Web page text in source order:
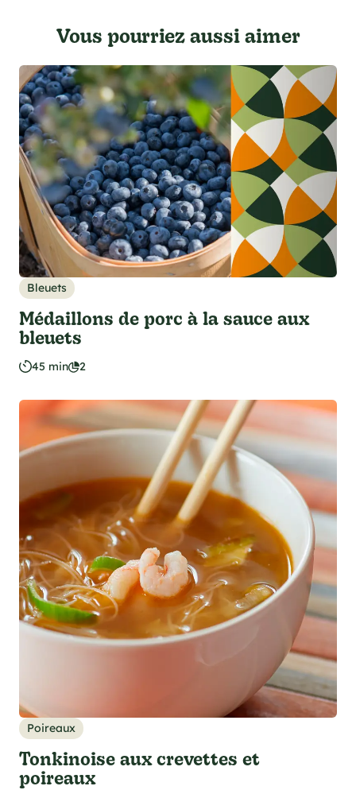
Vous pourriez aussi aimer
Bleuets
Médaillons de porc à la sauce aux
bleuets
45 min 2
Poireaux
Tonkinoise aux crevettes et
poireaux